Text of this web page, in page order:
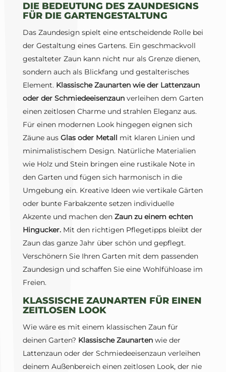
DIE BEDEUTUNG DES ZAUNDESIGNS
FÜR DIE GARTENGESTALTUNG
Das Zaundesign spielt eine entscheidende Rolle bei
der Gestaltung eines Gartens. Ein geschmackvoll
gestalteter Zaun kann nicht nur als Grenze dienen,
sondern auch als Blickfang und gestalterisches
Element. Klassische Zaunarten wie der Lattenzaun
oder der Schmiedeeisenzaunverleihen dem Garten
einen zeitlosen Charme und strahlen Eleganz aus.
Für einen modernen Look hingegen eignen sich
Zäune aus Glas oder Metall
mit klaren Linien und
minimalistischem Design. Natürliche Materialien
wie Holz und Stein bringen eine rustikale Note in
den Garten und fügen sich harmonisch in die
Umgebung ein. Kreative Ideen wie vertikale Gärten
oder bunte Farbakzente setzen individuelle
Akzente und machen den Zaun zu einem echten
Hingucker.Mit den richtigen Pflegetipps bleibt der
Zaun das ganze Jahr über schön und gepflegt.
Verschönern Sie Ihren Garten mit dem passenden
Zaundesign und schaffen Sie eine Wohlfühloase im
Freien.
KLASSISCHE ZAUNARTEN FÜR EINEN
ZEITLOSEN LOOK
Wie wäre es mit einem klassischen Zaun für
deinen Garten? Klassische Zaunartenwie der
Lattenzaun oder der Schmiedeeisenzaun verleihen
deinem Außenbereich einen zeitlosen Look, der nie